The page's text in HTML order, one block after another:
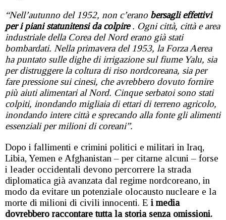
“Nell’autunno del 1952, non c’erano bersagli effettivi
per i piani statunitensi da colpire. Ogni città, città e area
industriale della Corea del Nord erano già stati
bombardati. Nella primavera del 1953, la Forza Aerea
ha puntato sulle dighe di irrigazione sul fiume Yalu, sia
per distruggere la coltura di riso nordcoreana, sia per
fare pressione sui cinesi, che avrebbero dovuto fornire
più aiuti alimentari al Nord. Cinque serbatoi sono stati
colpiti, inondando migliaia di ettari di terreno agricolo,
inondando intere città e sprecando alla fonte gli alimenti
essenziali per milioni di coreani”.
Dopo i fallimenti e crimini politici e militari in Iraq,
Libia, Yemen e Afghanistan – per citarne alcuni – forse
i leader occidentali devono percorrere la strada
diplomatica già avanzata dal regime nordcoreano, in
modo da evitare un potenziale olocausto nucleare e la
morte di milioni di civili innocenti. Ei media
dovrebbero raccontare tutta la storia senza omissioni.